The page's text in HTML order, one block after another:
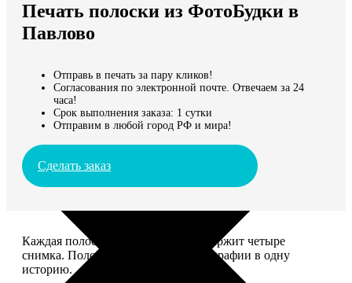
Мы доставляем по всему миру
Продолжить без города
Печать полоски из ФотоБудки в
Павлово
Отправь в печать за пару кликов!
Согласования по электронной почте. Отвечаем за 24
часа!
Срок выполнения заказа: 1 сутки
Отправим в любой город РФ и мира!
Сделать заказ
Каждая полоска размером 5*20 содержит четыре
снимка. Полоски объединяют фотографии в одну
историю.